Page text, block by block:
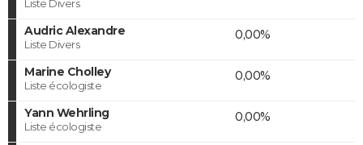
Liste Divers
Audric Alexandre
Liste Divers
0,00%
Marine Cholley
Liste écologiste
0,00%
Yann Wehrling
Liste écologiste
0,00%